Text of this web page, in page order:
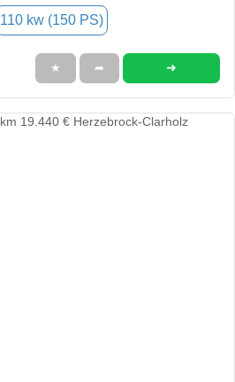
110 kw (150 PS)
★ ➦ ➜